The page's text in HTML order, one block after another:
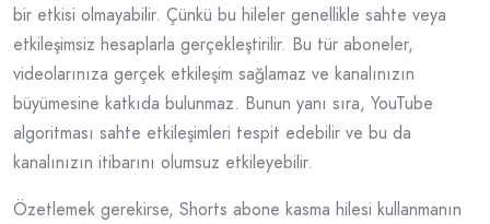
bir etkisi olmayabilir. Çünkü bu hileler genellikle sahte veya
etkileşimsiz hesaplarla gerçekleştirilir. Bu tür aboneler,
videolarınıza gerçek etkileşim sağlamaz ve kanalınızın
büyümesine katkıda bulunmaz. Bunun yanı sıra, YouTube
algoritması sahte etkileşimleri tespit edebilir ve bu da
kanalınızın itibarını olumsuz etkileyebilir.
Özetlemek gerekirse, Shorts abone kasma hilesi kullanmanın